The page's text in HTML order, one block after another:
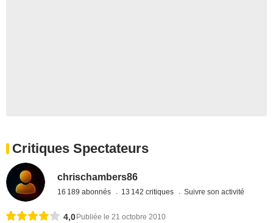
Critiques Spectateurs
chrischambers86
16 189 abonnés 13 142 critiques Suivre son activité
4,0 Publiée le 21 octobre 2010